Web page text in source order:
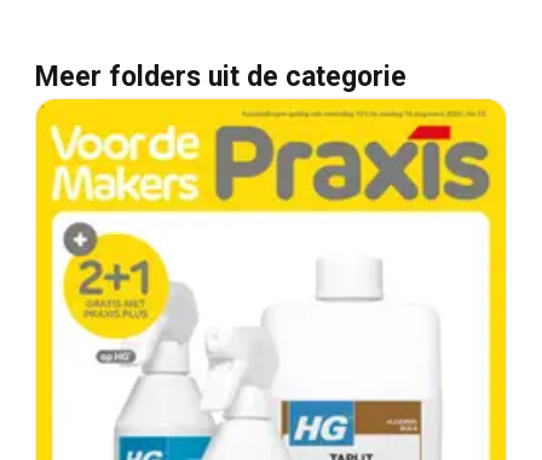
Meer folders uit de categorie